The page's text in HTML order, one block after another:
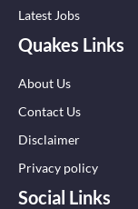
Latest Jobs
Quakes Links
About Us
Contact Us
Disclaimer
Privacy policy
Social Links